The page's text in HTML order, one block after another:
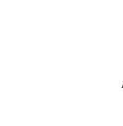
И